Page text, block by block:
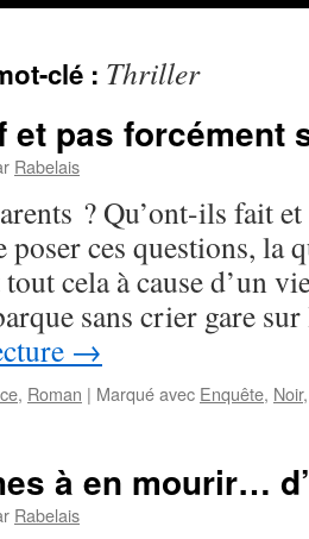
clé : Thriller
et pas forcément
Rabelais
? Qu’ont-ils fait
poser ces questions, la
tout cela à cause d’un
sans crier gare
→
, Roman | Marqué avec Enquête, Noir
à en mourir…
Rabelais